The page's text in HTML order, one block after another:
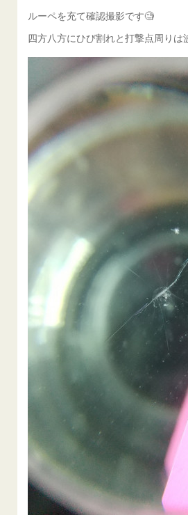
ルーペを充て確認撮影です🧐
四方八方にひび割れと打撃点周りは